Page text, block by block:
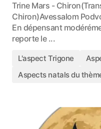
Trine Mars -
Chiron)Avessalom
En dépensant
reporte le ...
L'aspect Trigone
Aspects natals du